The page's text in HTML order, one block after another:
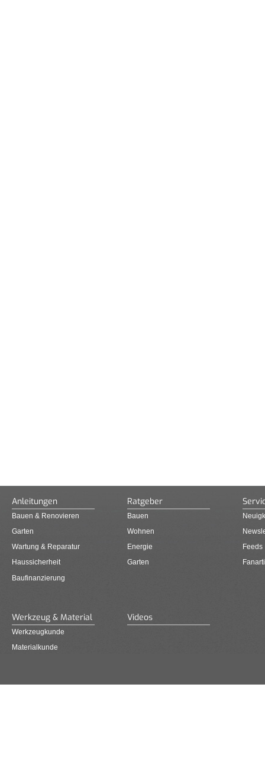
Anleitungen
Bauen & Renovieren
Garten
Wartung & Reparatur
Haussicherheit
Baufinanzierung
Ratgeber
Bauen
Wohnen
Energie
Garten
Feeds
Werkzeug & Material
Werkzeugkunde
Materialkunde
Videos